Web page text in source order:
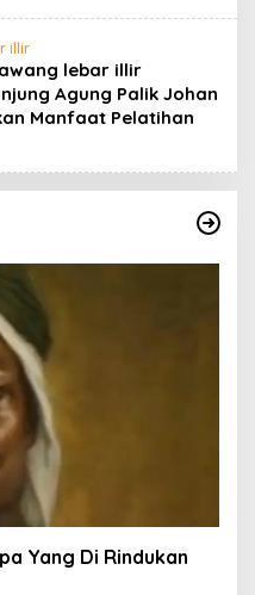
illir
lebar illir
Agung Palik Johan
Manfaat Pelatihan
Yang Di Rindukan